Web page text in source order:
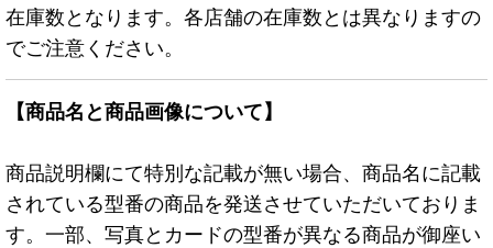
在庫数となります。各店舗の在庫数とは異なりますの
でご注意ください。
【商品名と商品画像について】
商品説明欄にて特別な記載が無い場合、商品名に記載
されている型番の商品を発送させていただいておりま
す。一部、写真とカードの型番が異なる商品が御座い